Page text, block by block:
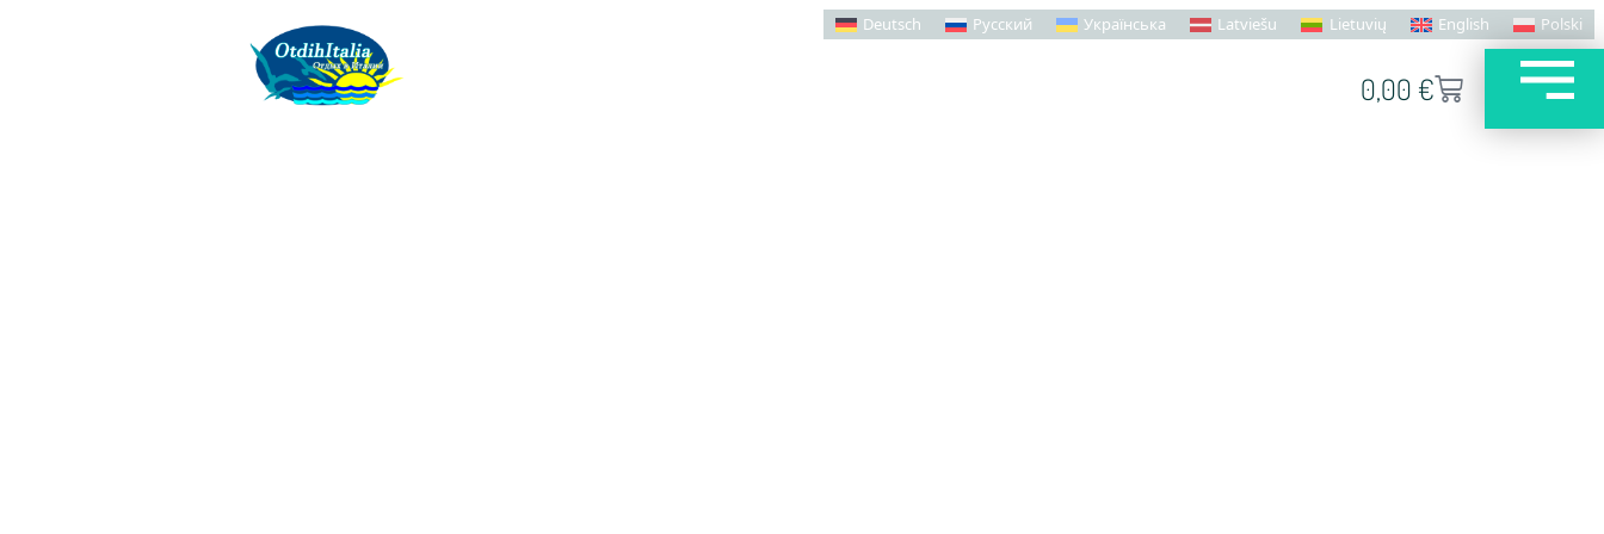
Deutsch Русский Українська Latviešu Lietuvių English Polski
0,00 €